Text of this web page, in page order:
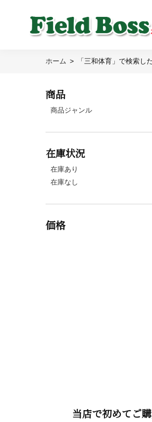
ホーム 「三和体育」で検索し
商品
商品ジャンル
在庫状況
在庫あり
在庫なし
価格
当店で初めてご